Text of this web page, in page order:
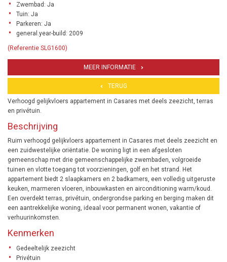
Zwembad: Ja
Tuin: Ja
Parkeren: Ja
general.year-build: 2009
(Referentie SLG1600)
MEER INFORMATIE
TERUG
Verhoogd gelijkvloers appartement in Casares met deels zeezicht, terras
en privétuin.
Beschrijving
Ruim verhoogd gelijkvloers appartement in Casares met deels zeezicht en
een zuidwestelijke oriëntatie. De woning ligt in een afgesloten
gemeenschap met drie gemeenschappelijke zwembaden, volgroeide
tuinen en vlotte toegang tot voorzieningen, golf en het strand. Het
appartement biedt 2 slaapkamers en 2 badkamers, een volledig uitgeruste
keuken, marmeren vloeren, inbouwkasten en airconditioning warm/koud.
Een overdekt terras, privétuin, ondergrondse parking en berging maken dit
een aantrekkelijke woning, ideaal voor permanent wonen, vakantie of
verhuurinkomsten.
Kenmerken
Gedeeltelijk zeezicht
Privétuin